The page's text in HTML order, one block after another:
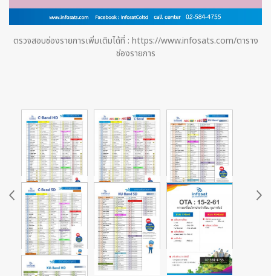
ตรวจสอบช่องรายการเพิ่มเติมได้ที่ : https://www.infosats.com/ตาราง
ช่องรายการ